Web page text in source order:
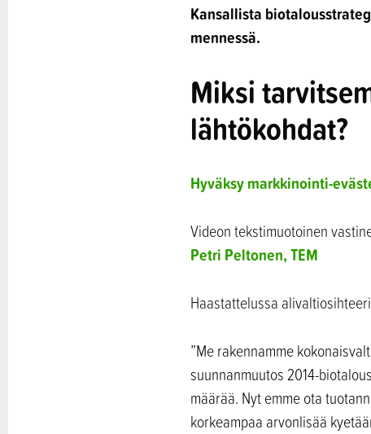
Kansallista
mennessä.
Miksi
lähtökohdat?
Hyväksy markkinointi-
Videon tekstimuotoinen
Petri Peltonen, TEM
Haastattelussa
”Me rakennamme
suunnanmuutos 2014-
määrää. Nyt emme ota
korkeampaa arvonlisää